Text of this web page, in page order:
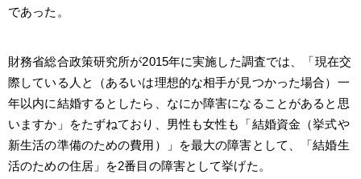
であった。
財務省総合政策研究所が2015年に実施した調査では、「現在交
際している人と（あるいは理想的な相手が見つかった場合）一
年以内に結婚するとしたら、なにか障害になることがあると思
いますか」をたずねており、男性も女性も「結婚資金（挙式や
新生活の準備のための費用）」を最大の障害として、「結婚生
活のための住居」を2番目の障害として挙げた。